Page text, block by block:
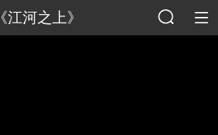
《江河之上》